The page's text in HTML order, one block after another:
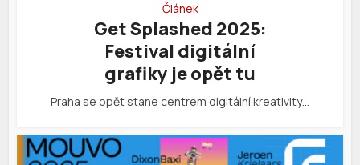
Článek
Get Splashed 2025:
Festival digitální
grafiky je opět tu
Praha se opět stane centrem digitální kreativity…